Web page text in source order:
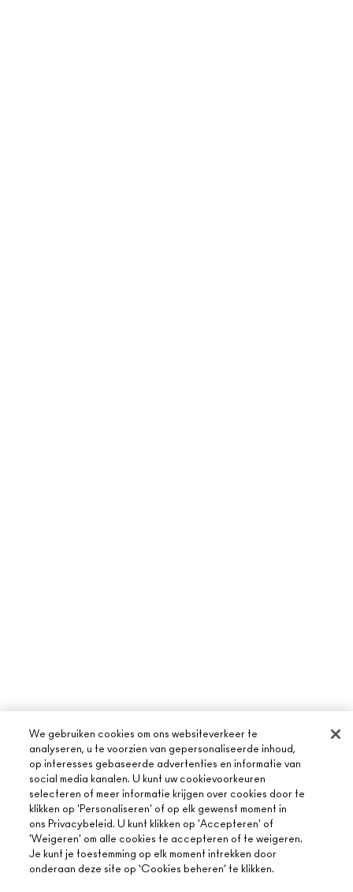
We gebruiken cookies om ons websiteverkeer te
analyseren, u te voorzien van gepersonaliseerde inhoud,
op interesses gebaseerde advertenties en informatie van
social media kanalen. U kunt uw cookievoorkeuren
selecteren of meer informatie krijgen over cookies door te
klikken op 'Personaliseren' of op elk gewenst moment in
ons Privacybeleid. U kunt klikken op 'Accepteren' of
'Weigeren' om alle cookies te accepteren of te weigeren.
Je kunt je toestemming op elk moment intrekken door
onderaan deze site op ‘Cookies beheren’ te klikken.